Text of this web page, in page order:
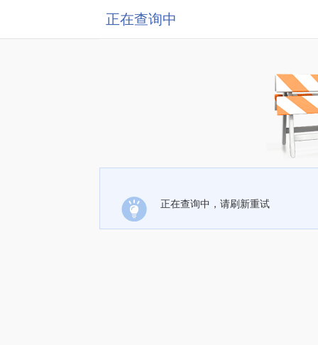
正在查询中
正在查询中，请刷新重试